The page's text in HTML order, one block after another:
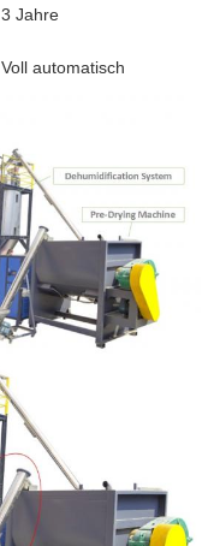
3 Jahre
Voll automatisch